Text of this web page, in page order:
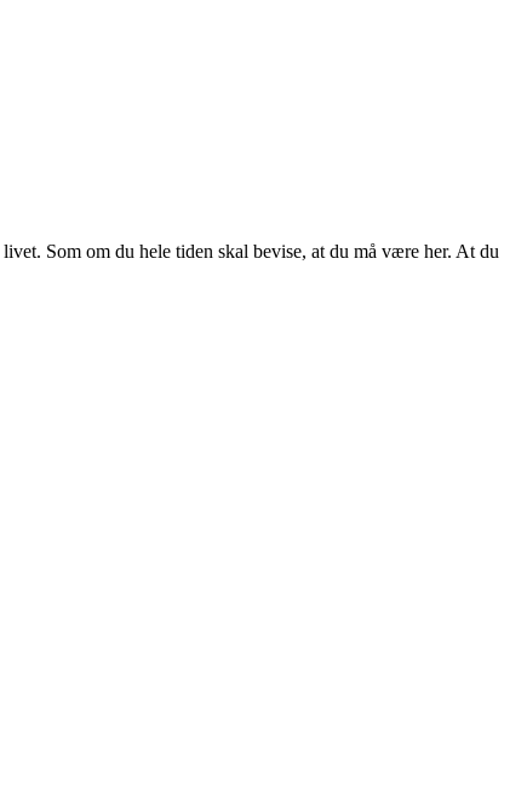
Som om du hele tiden skal bevise, at du må være her. At du